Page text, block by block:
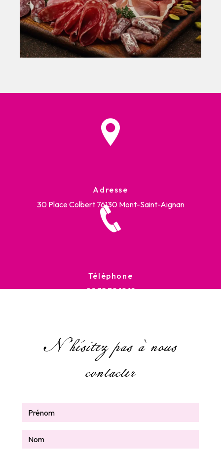
Adresse
30 Place Colbert 76130 Mont-Saint-Aignan
Téléphone
02 35 70 10 12
N'hésitez pas à nous
contacter